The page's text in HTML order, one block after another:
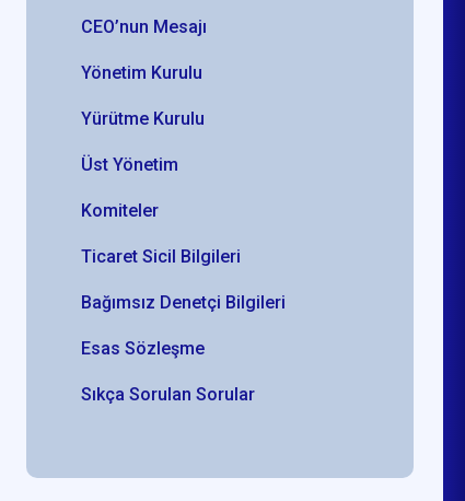
CEO’nun Mesajı
Yönetim Kurulu
Yürütme Kurulu
Üst Yönetim
Komiteler
Ticaret Sicil Bilgileri
Bağımsız Denetçi Bilgileri
Esas Sözleşme
Sıkça Sorulan Sorular